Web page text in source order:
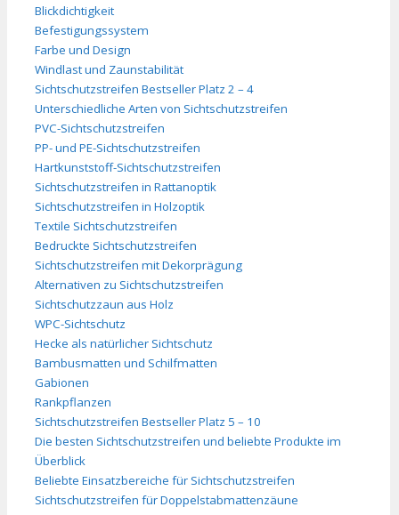
Blickdichtigkeit
Befestigungssystem
Farbe und Design
Windlast und Zaunstabilität
Sichtschutzstreifen Bestseller Platz 2 – 4
Unterschiedliche Arten von Sichtschutzstreifen
PVC-Sichtschutzstreifen
PP- und PE-Sichtschutzstreifen
Hartkunststoff-Sichtschutzstreifen
Sichtschutzstreifen in Rattanoptik
Sichtschutzstreifen in Holzoptik
Textile Sichtschutzstreifen
Bedruckte Sichtschutzstreifen
Sichtschutzstreifen mit Dekorprägung
Alternativen zu Sichtschutzstreifen
Sichtschutzzaun aus Holz
WPC-Sichtschutz
Hecke als natürlicher Sichtschutz
Bambusmatten und Schilfmatten
Gabionen
Rankpflanzen
Sichtschutzstreifen Bestseller Platz 5 – 10
Die besten Sichtschutzstreifen und beliebte Produkte im
Überblick
Beliebte Einsatzbereiche für Sichtschutzstreifen
Sichtschutzstreifen für Doppelstabmattenzäune